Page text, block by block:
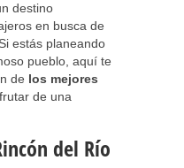
destino
en busca de
estás planeando
pueblo, aquí te
de los mejores
de una
del Río